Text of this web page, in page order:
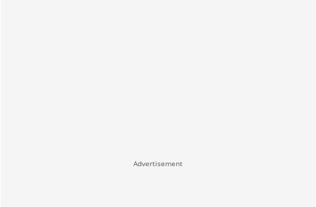
Advertisement